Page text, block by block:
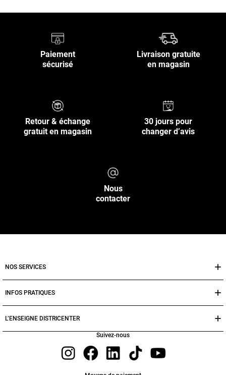
Paiement
sécurisé
Livraison gratuite
en magasin
Retour & échange
gratuit en magasin
30 jours pour
changer d’avis
Nous
contacter
NOS SERVICES
INFOS PRATIQUES
L’ENSEIGNE DISTRICENTER
Suivez-nous